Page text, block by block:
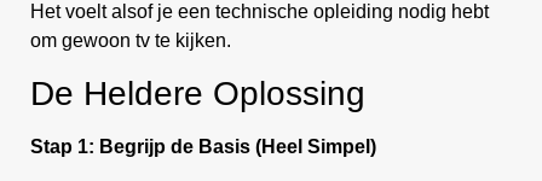
Het voelt alsof je een technische opleiding nodig hebt
om gewoon tv te kijken.
De Heldere Oplossing
Stap 1: Begrijp de Basis (Heel Simpel)